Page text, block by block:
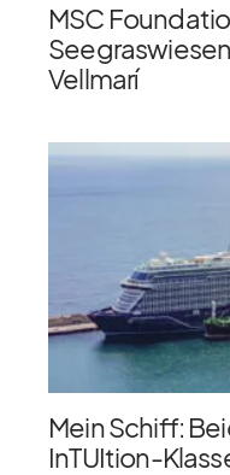
MSC
Vellmarí
Mein Schiff:
InTUItion-